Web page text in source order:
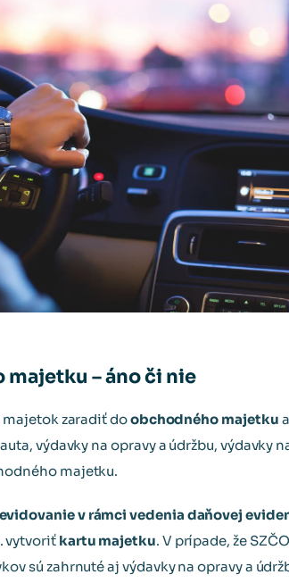
– áno či nie
majetok zaradiť doobchodného majetku
výdavky na opravy a údržbu, výdavky
majetku.
v rámci vedenia daňovej
vytvoriť kartu majetku. V prípade, že
sú zahrnuté aj výdavky na opravy a